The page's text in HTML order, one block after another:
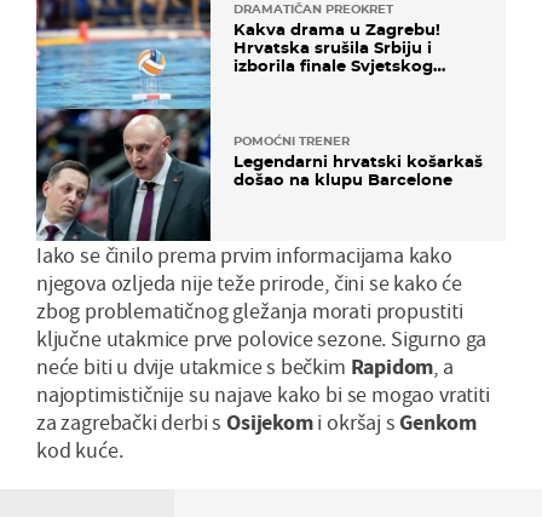
DRAMATIČAN PREOKRET
Kakva drama u Zagrebu!
Hrvatska srušila Srbiju i
izborila finale Svjetskog
POMOĆNI TRENER
Legendarni hrvatski košarkaš
došao na klupu Barcelone
Iako se činilo prema prvim informacijama kako
njegova ozljeda nije teže prirode, čini se kako će
zbog problematičnog gležanja morati propustiti
ključne utakmice prve polovice sezone. Sigurno ga
neće biti u dvije utakmice s bečkim Rapidom, a
najoptimističnije su najave kako bi se mogao vratiti
za zagrebački derbi sOsijekomi okršaj sGenkom
kod kuće.